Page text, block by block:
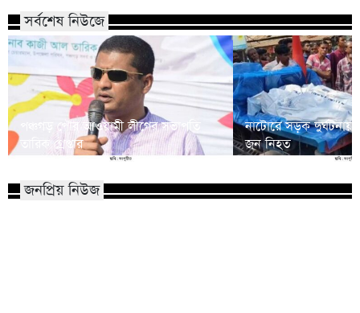
সর্বশেষ নিউজে
পঞ্চগড় পৌর আওয়ামী লীগের সভাপতি
তারিক গ্রেপ্তার
নাটোরে সড়ক
জন নিহত
জনপ্রিয় নিউজ